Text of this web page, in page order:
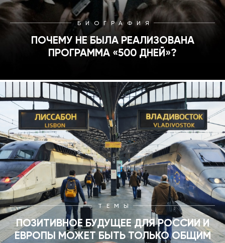
БИОГРАФИЯ
ПОЧЕМУ НЕ БЫЛА РЕАЛИЗОВАНА
ПРОГРАММА «500 ДНЕЙ»?
ТЕМЫ
ПОЗИТИВНОЕ БУДУЩЕЕ ДЛЯ РОССИИ И
ЕВРОПЫ МОЖЕТ БЫТЬ ТОЛЬКО ОБЩИМ